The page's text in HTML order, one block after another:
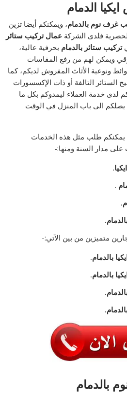
الدمام
غرف نوم بالدمام، ويمكنكم أيضا تزين
فلدى الشركة عمال تركيب ستائر
تركيب ستائر بالدمام بحرفية عالية،
ويمكن لهم من رفع المقاسات
ونوعية الأثاث المفروش لديكم، كما
الستائر التالفة أو ذات الإكسسورات
لدى خدمة العملاء ليمدوكم بكل ما
يصلكم الى باب المنزل في الوقت
يمكنكم طلب مثل هذه الخدمات
على مدار السنة ومنها:-
.
متميزين من بين الآتي:-
بالدمام.
بالدمام.
بالدمام